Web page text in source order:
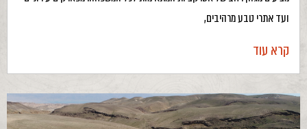
ועד אתרי טבע מרהיבים,
קרא עוד